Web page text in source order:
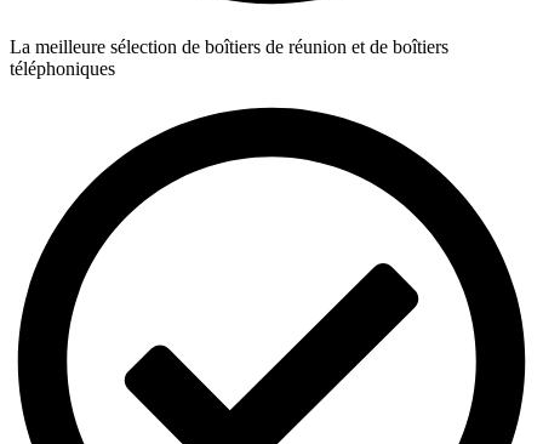
La meilleure sélection de boîtiers de réunion et de boîtiers
téléphoniques